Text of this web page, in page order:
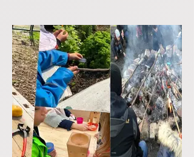
Jeder
Beitrag
hilft
–
danke
für
eure